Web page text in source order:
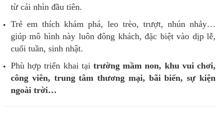
từ cái nhìn đầu tiên.
Trẻ em thích khám phá, leo trèo, trượt, nhún nhảy…
giúp mô hình này luôn đông khách, đặc biệt vào dịp lễ,
cuối tuần, sinh nhật.
Phù hợp triển khai tại trường mầm non, khu vui chơi,
công viên, trung tâm thương mại, bãi biển, sự kiện
ngoài trời…